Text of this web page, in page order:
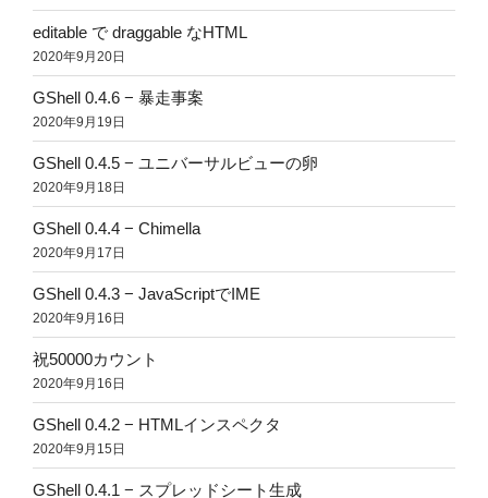
editable で draggable なHTML
2020年9月20日
GShell 0.4.6 − 暴走事案
2020年9月19日
GShell 0.4.5 − ユニバーサルビューの卵
2020年9月18日
GShell 0.4.4 − Chimella
2020年9月17日
GShell 0.4.3 − JavaScriptでIME
2020年9月16日
祝50000カウント
2020年9月16日
GShell 0.4.2 − HTMLインスペクタ
2020年9月15日
GShell 0.4.1 − スプレッドシート生成